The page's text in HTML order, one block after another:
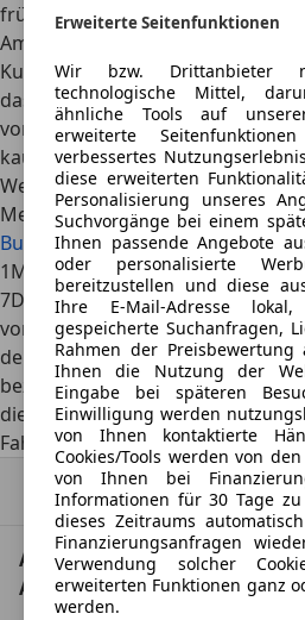
frühen 60er Jahren, erfunden von
Amerika, der aus einem alten
Kunststoffkarosserie den ersten
das Gefühl von Freiheit sind in
vorprogrammiert! Wenn auch
kaufen möchten, sind Sie bei
Weiterführende Links im
Mehr Details
Bugatti Bolide
1MwSt. ausweisbar.
7Die angegebenen Werte
vorgeschriebenen
der jeweils geltenden Fassung)
beziehen sich auf das
dienen Vergleichszwecken
Fahrzeugtypen.
AutoScout24: Europaweit
Automarkt.
Erweiterte Seitenfunktionen
Wir bzw. Drittanbieter
technologische Mittel,
ähnliche Tools auf
erweiterte
verbessertes
diese erweiterten
Personalisierung unseres
Suchvorgänge bei einem
Ihnen passende Angebote
oder personalisierte
bereitzustellen und diese
Ihre E-Mail-Adresse
gespeicherte Suchanfragen,
Rahmen der
Ihnen die Nutzung der
Eingabe bei späteren
Einwilligung werden
von Ihnen kontaktierte
Cookies/Tools werden von
von Ihnen bei
Informationen für 30 Tage
dieses Zeitraums
Finanzierungsanfragen
Verwendung solcher
erweiterten Funktionen ganz
werden.